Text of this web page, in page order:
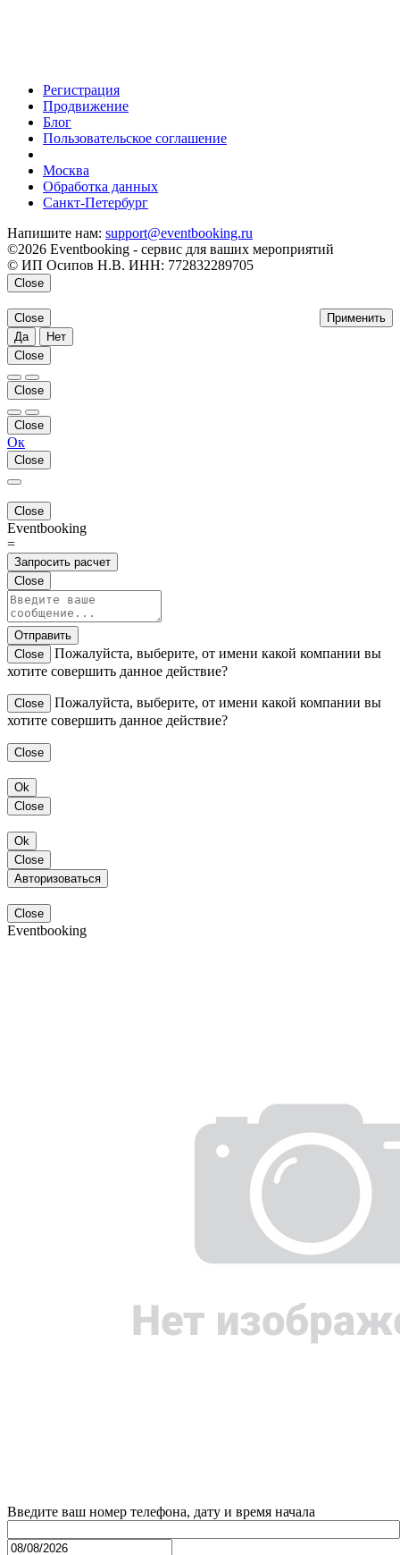
Регистрация
Продвижение
Блог
Пользовательское соглашение
Москва
Обработка данных
Санкт-Петербург
Напишите нам: support@eventbooking.ru
©2026 Eventbooking - сервис для ваших мероприятий
© ИП Осипов Н.В. ИНН: 772832289705
Close
Применить
Close
Да
Нет
Close
Close
Close
Ок
Close
Close
Eventbooking
=
Запросить расчет
Close
Отправить
Close
Пожалуйста, выберите, от имени какой компании вы
хотите совершить данное действие?
Close
Пожалуйста, выберите, от имени какой компании вы
хотите совершить данное действие?
Close
Ok
Close
Ok
Close
Авторизоваться
Close
Eventbooking
Введите ваш номер телефона, дату и время начала